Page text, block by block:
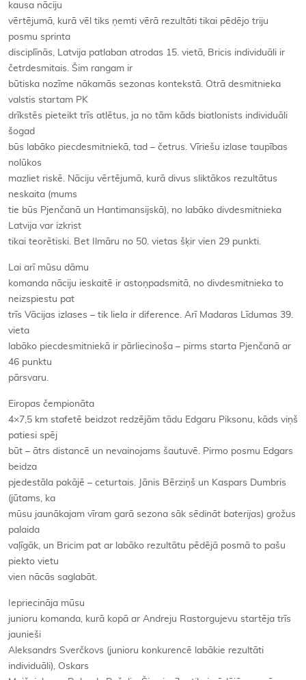
kausa nāciju
vērtējumā, kurā vēl tiks ņemti vērā rezultāti tikai pēdējo triju
posmu sprinta
disciplīnās, Latvija patlaban atrodas 15. vietā, Bricis individuāli ir
četrdesmitais. Šim rangam ir
būtiska nozīme nākamās sezonas kontekstā. Otrā desmitnieka
valstis startam PK
drīkstēs pieteikt trīs atlētus, ja no tām kāds biatlonists individuāli
šogad
būs labāko piecdesmitniekā, tad – četrus. Vīriešu izlase taupības
nolūkos
mazliet riskē. Nāciju vērtējumā, kurā divus sliktākos rezultātus
neskaita (mums
tie būs Pjenčanā un Hantimansijskā), no labāko divdesmitnieka
Latvija var izkrist
tikai teorētiski. Bet Ilmāru no 50. vietas šķir vien 29 punkti.
Lai arī mūsu dāmu
komanda nāciju ieskaitē ir astoņpadsmitā, no divdesmitnieka to
neizspiestu pat
trīs Vācijas izlases – tik liela ir diference. Arī Madaras Līdumas 39.
vieta
labāko piecdesmitniekā ir pārliecinoša – pirms starta Pjenčanā ar
46 punktu
pārsvaru.
Eiropas čempionāta
4×7,5 km stafetē beidzot redzējām tādu Edgaru Piksonu, kāds viņš
patiesi spēj
būt – ātrs distancē un nevainojams šautuvē. Pirmo posmu Edgars
beidza
pjedestāla pakājē – ceturtais. Jānis Bērziņš un Kaspars Dumbris
(jūtams, ka
mūsu jaunākajam vīram garā sezona sāk sēdināt baterijas) grožus
palaida
vaļīgāk, un Bricim pat ar labāko rezultātu pēdējā posmā to pašu
piekto vietu
vien nācās saglabāt.
Iepriecināja mūsu
junioru komanda, kurā kopā ar Andreju Rastorgujevu startēja trīs
jaunieši
Aleksandrs Sverčkovs (junioru konkurencē labākie rezultāti
individuāli), Oskars